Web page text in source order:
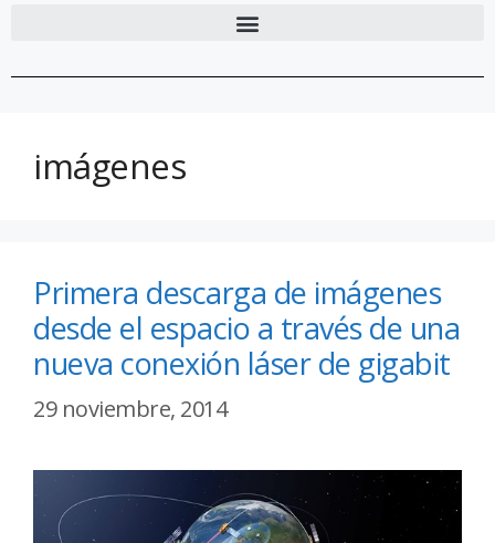
imágenes
Primera descarga de imágenes
desde el espacio a través de una
nueva conexión láser de gigabit
29 noviembre, 2014